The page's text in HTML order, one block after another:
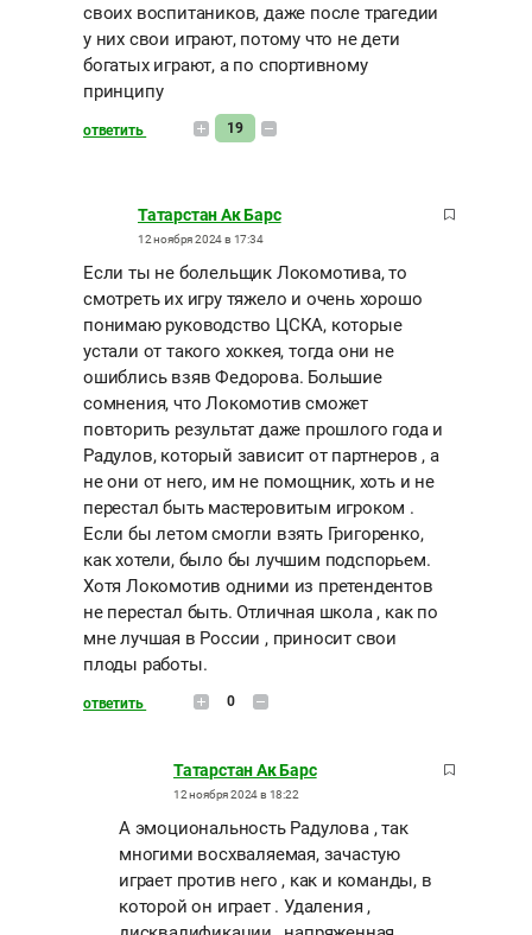
своих воспитаников, даже после трагедии
у них свои играют, потому что не дети
богатых играют, а по спортивному
принципу
ответить 19
Татарстан Ак Барс
12 ноября 2024 в 17:34
Если ты не болельщик Локомотива, то
смотреть их игру тяжело и очень хорошо
понимаю руководство ЦСКА, которые
устали от такого хоккея, тогда они не
ошиблись взяв Федорова. Большие
сомнения, что Локомотив сможет
повторить результат даже прошлого года и
Радулов, который зависит от партнеров , а
не они от него, им не помощник, хоть и не
перестал быть мастеровитым игроком .
Если бы летом смогли взять Григоренко,
как хотели, было бы лучшим подспорьем.
Хотя Локомотив одними из претендентов
не перестал быть. Отличная школа , как по
мне лучшая в России , приносит свои
плоды работы.
ответить 0
Татарстан Ак Барс
12 ноября 2024 в 18:22
А эмоциональность Радулова , так
многими восхваляемая, зачастую
играет против него , как и команды, в
которой он играет . Удаления ,